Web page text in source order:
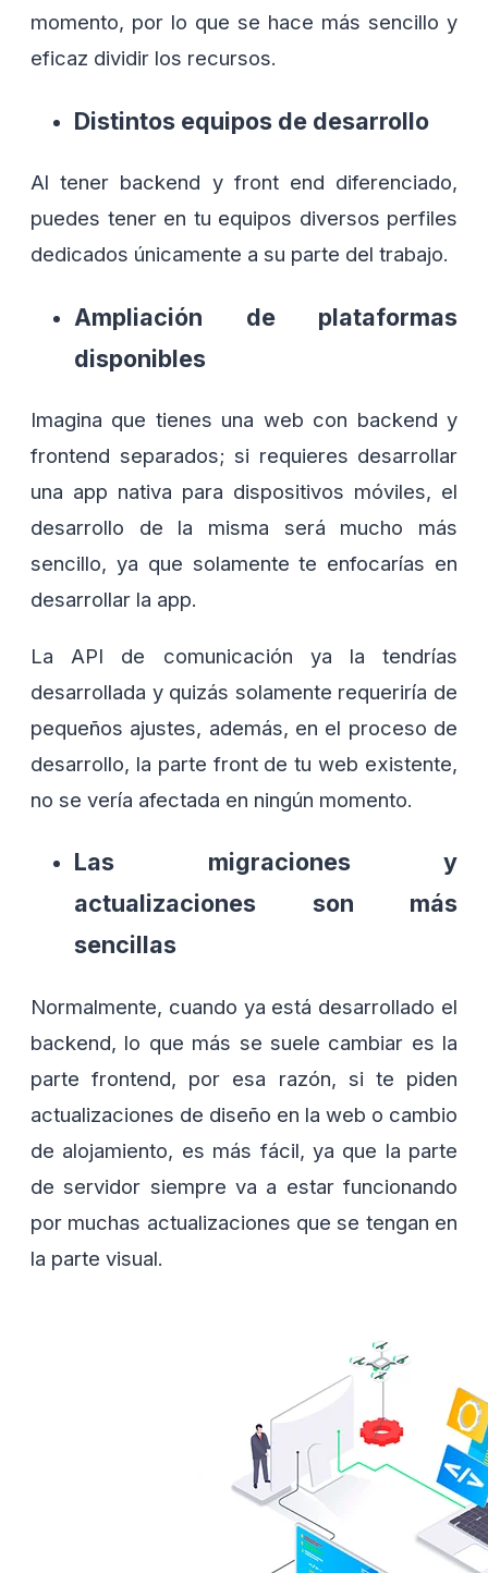
momento, por lo que se hace más sencillo y
eficaz dividir los recursos.
Distintos equipos de desarrollo
Al tener backend y front end diferenciado,
puedes tener en tu equipos diversos perfiles
dedicados únicamente a su parte del trabajo.
Ampliación de plataformas
disponibles
Imagina que tienes una web con backend y
frontend separados; si requieres desarrollar
una app nativa para dispositivos móviles, el
desarrollo de la misma será mucho más
sencillo, ya que solamente te enfocarías en
desarrollar la app.
La API de comunicación ya la tendrías
desarrollada y quizás solamente requeriría de
pequeños ajustes, además, en el proceso de
desarrollo, la parte front de tu web existente,
no se vería afectada en ningún momento.
Las migraciones y
actualizaciones son más
sencillas
Normalmente, cuando ya está desarrollado el
backend, lo que más se suele cambiar es la
parte frontend, por esa razón, si te piden
actualizaciones de diseño en la web o cambio
de alojamiento, es más fácil, ya que la parte
de servidor siempre va a estar funcionando
por muchas actualizaciones que se tengan en
la parte visual.